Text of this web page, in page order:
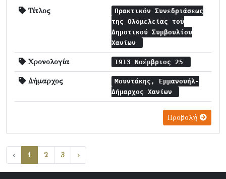
Τίτλος
Πρακτικόν Συνεδριάσεως
της Ολομελείας του
Δημοτικού Συμβουλίου
Χανίων
Χρονολογία 1913 Νοέμβριος 25
Δήμαρχος
Μουντάκης, Εμμανουήλ-
Δήμαρχος Χανίων
Προβολή
‹ 1 2 3 ›